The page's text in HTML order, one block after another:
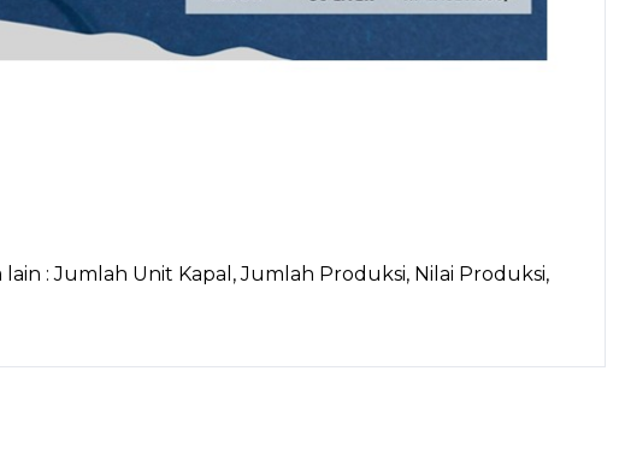
: Jumlah Unit Kapal, Jumlah Produksi, Nilai Produksi,